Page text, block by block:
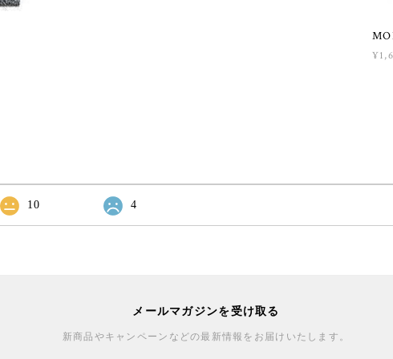
10 4
メールマガジンを受け取る
新商品やキャンペーンなどの最新情報をお届けいたします。